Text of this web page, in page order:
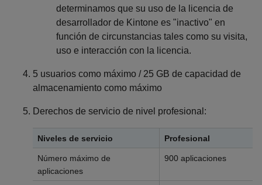
determinamos que su uso de la licencia de
desarrollador de Kintone es "inactivo" en
función de circunstancias tales como su visita,
uso e interacción con la licencia.
5 usuarios como máximo / 25 GB de capacidad de
almacenamiento como máximo
Derechos de servicio de nivel profesional:
Niveles de servicio Profesional
Número máximo de
aplicaciones
900 aplicaciones